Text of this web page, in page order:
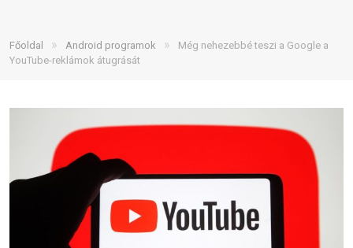
Főoldal » Android programok »
Még nehezebbé teszi a Google a
YouTube-reklámok átugrását